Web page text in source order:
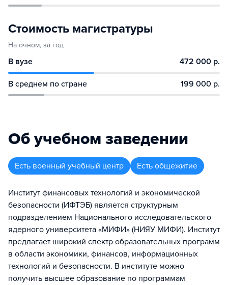
Стоимость магистратуры
На очном, за год
В вузе 472 000 р.
В среднем по стране 199 000 р.
Об учебном заведении
Есть военный учебный центр Есть общежитие
Институт финансовых технологий и экономической
безопасности (ИФТЭБ) является структурным
подразделением Национального исследовательского
ядерного университета «МИФИ» (НИЯУ МИФИ). Институт
предлагает широкий спектр образовательных программ
в области экономики, финансов, информационных
технологий и безопасности. В институте можно
получить высшее образование по программам